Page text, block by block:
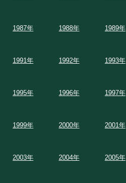
1987年 1988年 1989年
1991年 1992年 1993年
1995年 1996年 1997年
1999年 2000年 2001年
2003年 2004年 2005年